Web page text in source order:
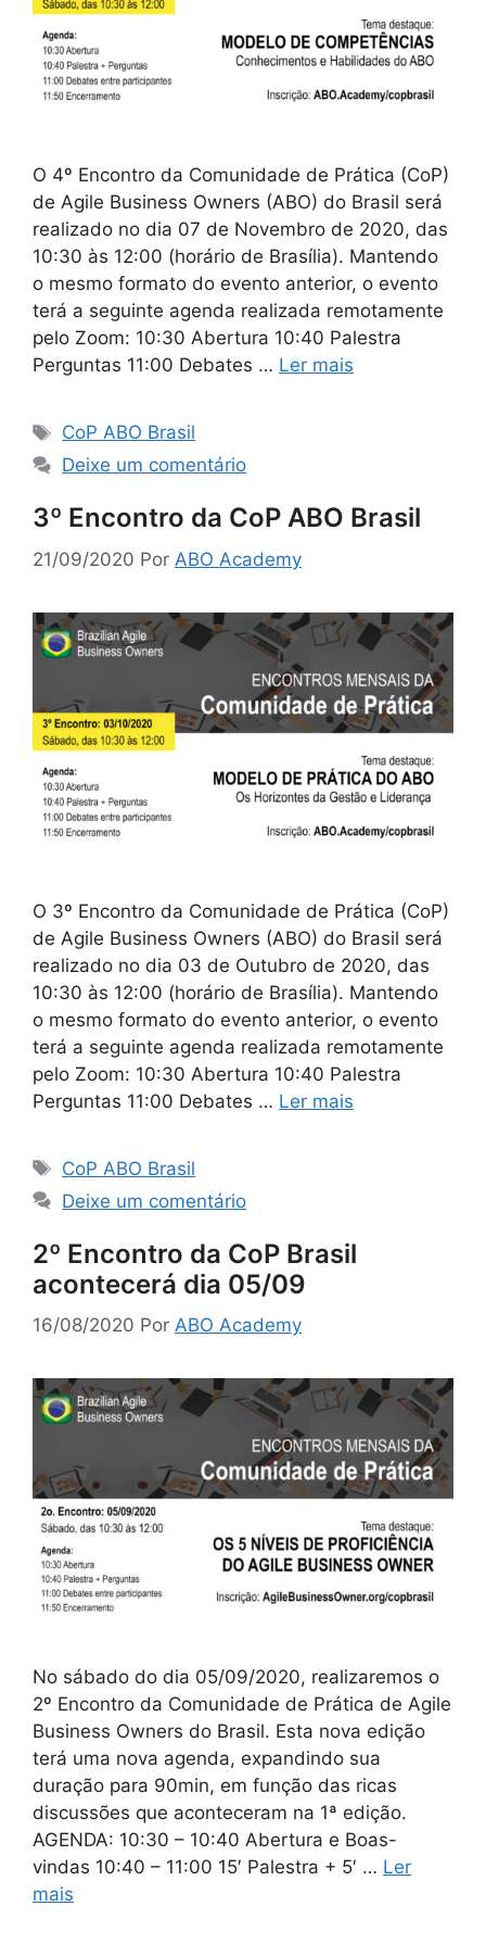
O 4º Encontro da Comunidade de Prática (CoP)
de Agile Business Owners (ABO) do Brasil será
realizado no dia 07 de Novembro de 2020, das
10:30 às 12:00 (horário de Brasília). Mantendo
o mesmo formato do evento anterior, o evento
terá a seguinte agenda realizada remotamente
pelo Zoom: 10:30 Abertura 10:40 Palestra
Perguntas 11:00 Debates … Ler mais
CoP ABO Brasil
Deixe um comentário
3º Encontro da CoP ABO Brasil
21/09/2020 Por ABO Academy
O 3º Encontro da Comunidade de Prática (CoP)
de Agile Business Owners (ABO) do Brasil será
realizado no dia 03 de Outubro de 2020, das
10:30 às 12:00 (horário de Brasília). Mantendo
o mesmo formato do evento anterior, o evento
terá a seguinte agenda realizada remotamente
pelo Zoom: 10:30 Abertura 10:40 Palestra
Perguntas 11:00 Debates … Ler mais
CoP ABO Brasil
Deixe um comentário
2º Encontro da CoP Brasil
acontecerá dia 05/09
16/08/2020 Por ABO Academy
No sábado do dia 05/09/2020, realizaremos o
2º Encontro da Comunidade de Prática de Agile
Business Owners do Brasil. Esta nova edição
terá uma nova agenda, expandindo sua
duração para 90min, em função das ricas
discussões que aconteceram na 1ª edição.
AGENDA: 10:30 – 10:40 Abertura e Boas-
vindas 10:40 – 11:00 15′ Palestra + 5′ … Ler
mais